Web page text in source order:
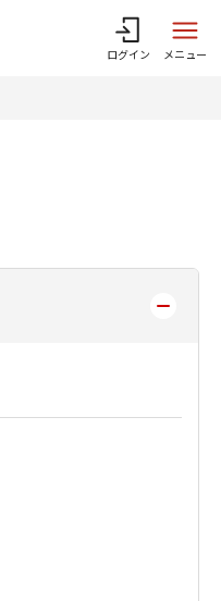
ログイン メニュー